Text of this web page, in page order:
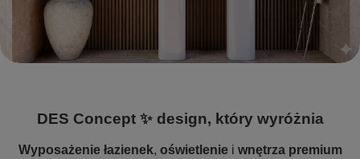
DES Concept ✨ design, który wyróżnia
Wyposażenie łazienek, oświetleniei wnętrza premium